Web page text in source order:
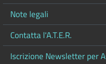
Note legali
Contatta l'A.T.E.R.
Iscrizione Newsletter per